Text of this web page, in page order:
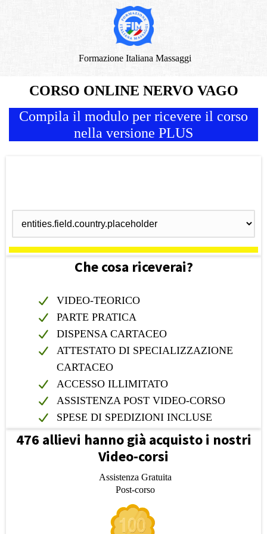
Formazione Italiana Massaggi
CORSO ONLINE NERVO VAGO
Compila il modulo per ricevere il corso
nella versione PLUS
Che cosa riceverai?
VIDEO-TEORICO
PARTE PRATICA
DISPENSA CARTACEO
ATTESTATO DI SPECIALIZZAZIONE
CARTACEO
ACCESSO ILLIMITATO
ASSISTENZA POST VIDEO-CORSO
SPESE DI SPEDIZIONI INCLUSE
476 allievi hanno già acquisto i nostri
Video-corsi
Assistenza Gratuita
Post-corso